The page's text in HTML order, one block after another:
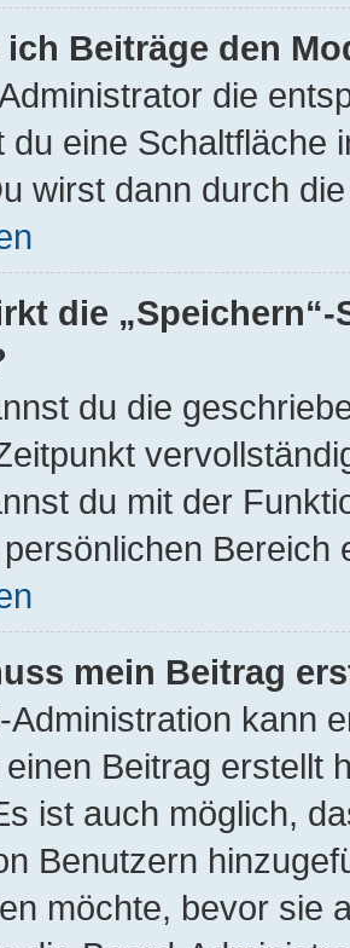
ich Beiträge den
die
du eine Schaltfläche
wirst dann durch
die
du die
du mit der
Bereich
mein Beitrag
Administration kann
Beitrag erstellt
ist auch möglich,
Benutzern
möchte, bevor sie